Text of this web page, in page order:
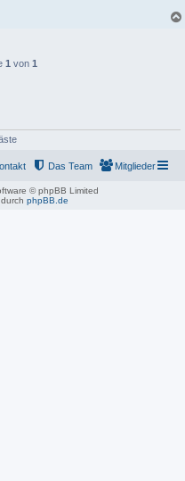
1 von 1
Mitglieder
Das Team
© phpBB Limited
phpBB.de